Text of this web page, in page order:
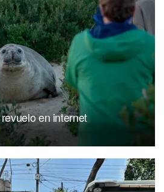
en internet